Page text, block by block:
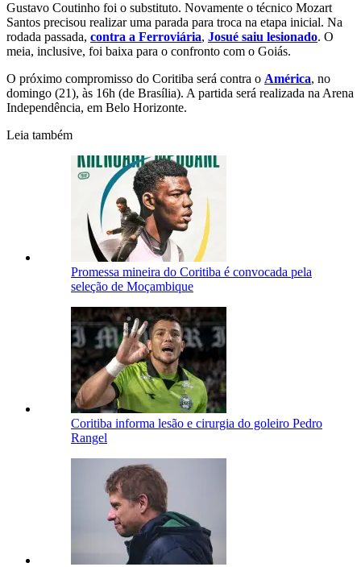
Gustavo Coutinho foi o substituto. Novamente o técnico Mozart
Santos precisou realizar uma parada para troca na etapa inicial. Na
rodada passada, contra a Ferroviária, Josué saiu lesionado. O
meia, inclusive, foi baixa para o confronto com o Goiás.
O próximo compromisso do Coritiba será contra o América, no
domingo (21), às 16h (de Brasília). A partida será realizada na Arena
Independência, em Belo Horizonte.
Leia também
Promessa mineira do Coritiba é convocada pela
seleção de Moçambique
Coritiba informa lesão e cirurgia do goleiro Pedro
Rangel